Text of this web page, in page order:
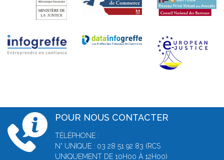
POUR NOUS CONTACTER
TÉLÉPHONE :
N° UNIQUE : 03 28 51 92 83 (RCS
UNIQUEMENT DE 10H00 À 12H00)